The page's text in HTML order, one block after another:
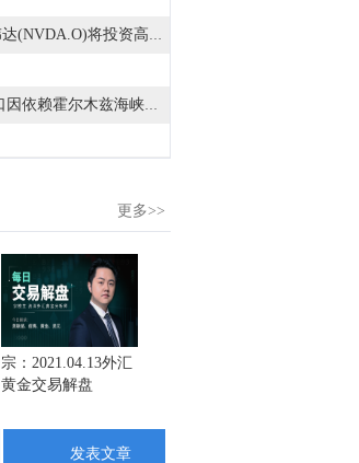
据The Information：英伟达(NVDA.O)将投资高达30亿美元于黑石集团支持的电力公司。
惠誉：科威特的石油出口因依赖霍尔木兹海峡而面临持续压力。
更多>>
宗：2021.04.13外汇
黄金交易解盘
发表文章